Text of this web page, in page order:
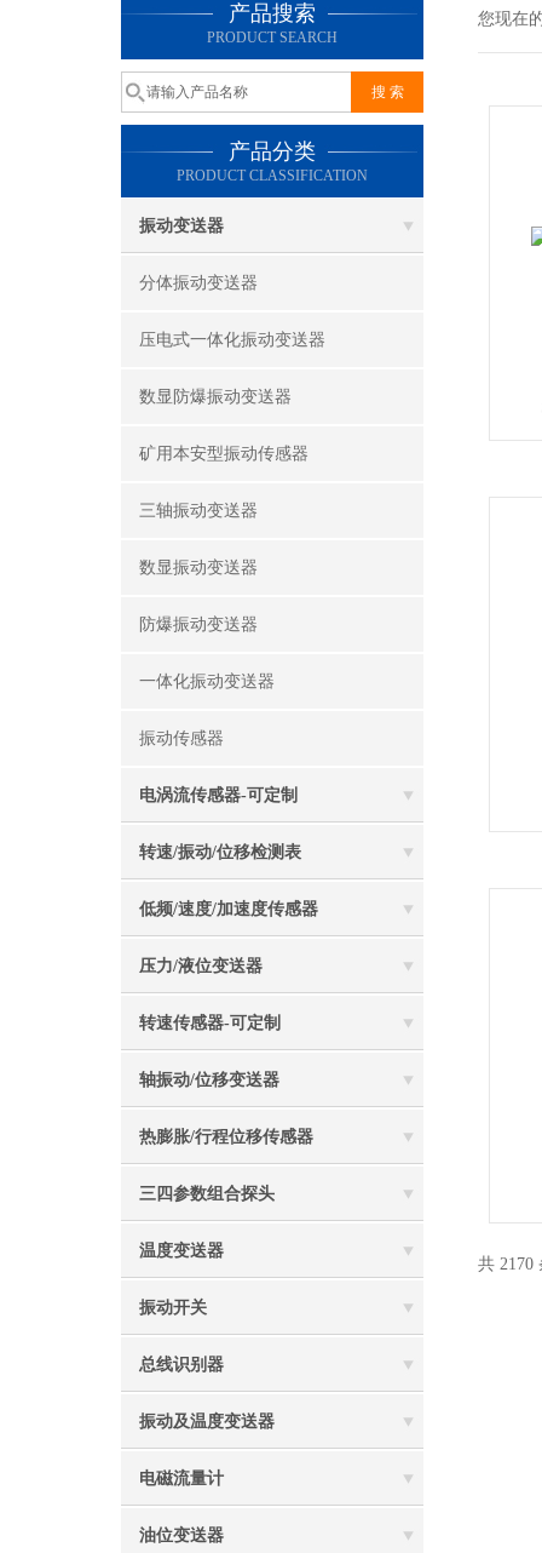
产品搜索
PRODUCT SEARCH
产品分类
PRODUCT CLASSIFICATION
振动变送器
分体振动变送器
压电式一体化振动变送器
数显防爆振动变送器
矿用本安型振动传感器
三轴振动变送器
数显振动变送器
防爆振动变送器
一体化振动变送器
振动传感器
电涡流传感器-可定制
转速/振动/位移检测表
低频/速度/加速度传感器
压力/液位变送器
转速传感器-可定制
轴振动/位移变送器
热膨胀/行程位移传感器
三四参数组合探头
温度变送器
振动开关
总线识别器
振动及温度变送器
电磁流量计
油位变送器
您现在
共 2170